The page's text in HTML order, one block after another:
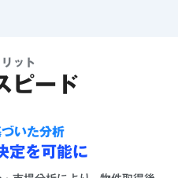
ット
ピード
いた分析
定を可能に